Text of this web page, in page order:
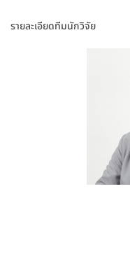
รายละเอียดทีมนักวิจัย